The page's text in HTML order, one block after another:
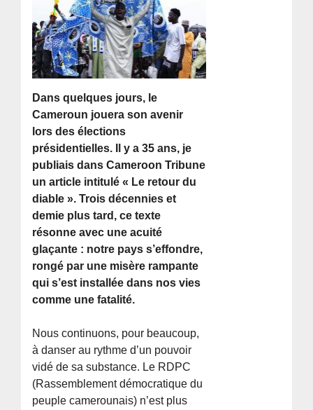
Dans quelques jours, le
Cameroun jouera son avenir
lors des élections
présidentielles. Il y a 35 ans, je
publiais dans Cameroon Tribune
un article intitulé « Le retour du
diable ». Trois décennies et
demie plus tard, ce texte
résonne avec une acuité
glaçante : notre pays s’effondre,
rongé par une misère rampante
qui s’est installée dans nos vies
comme une fatalité.
Nous continuons, pour beaucoup,
à danser au rythme d’un pouvoir
vidé de sa substance. Le RDPC
(Rassemblement démocratique du
peuple camerounais) n’est plus